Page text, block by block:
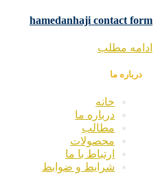
hamedanhaji contact
مطلب
درباره ما
خانه
درباره ما
مطالب
محصولات
ارتباط با ما
شرایط و ضوابط